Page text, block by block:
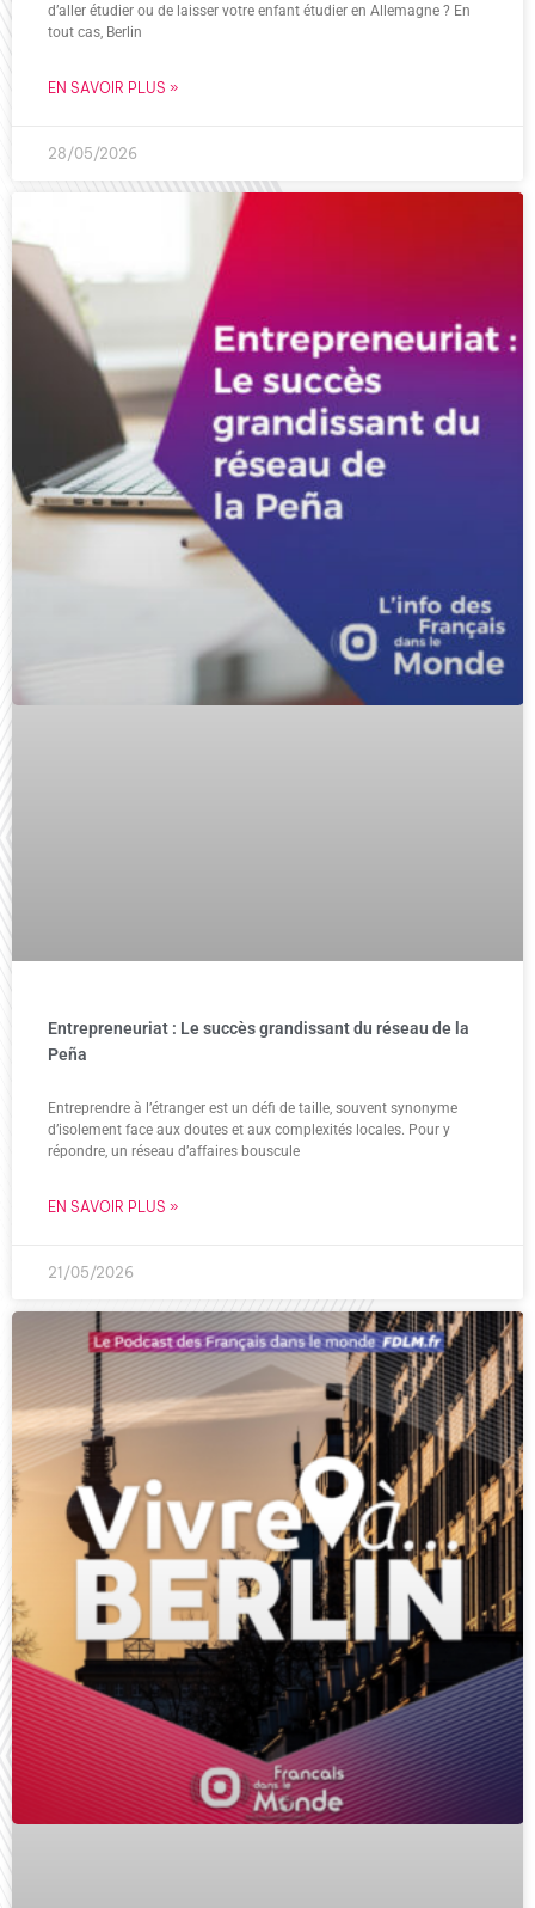
d’aller étudier ou de laisser votre enfant étudier en Allemagne ? En
tout cas, Berlin
EN SAVOIR PLUS »
28/05/2026
Entrepreneuriat : Le succès grandissant du réseau de la
Peña
Entreprendre à l’étranger est un défi de taille, souvent synonyme
d’isolement face aux doutes et aux complexités locales. Pour y
répondre, un réseau d’affaires bouscule
EN SAVOIR PLUS »
21/05/2026